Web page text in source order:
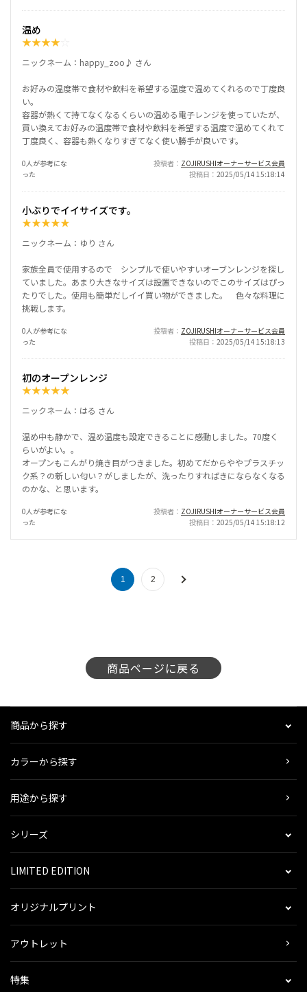
温め
★★★★
ニックネーム：happy_zoo♪ さん
お好みの温度帯で食材や飲料を希望する温度で温めてくれるので丁度良
い。
容器が熱くて持てなくなるくらいの温める電子レンジを使っていたが、
買い換えてお好みの温度帯で食材や飲料を希望する温度で温めてくれて
丁度良く、容器も熱くなりすぎてなく使い勝手が良いです。
0人が参考にな
った
投稿者
ZOJIRUSHIオーナーサービス会員
投稿日
2025/05/14 15:18:14
小ぶりでイイサイズです。
★★★★★
ニックネーム：ゆり さん
家族全員で使用するので シンプルで使いやすいオーブンレンジを探し
ていました。あまり大きなサイズは設置できないのでこのサイズはぴっ
たりでした。使用も簡単だしイイ買い物ができました。 色々な料理に
挑戦します。
0人が参考にな
った
投稿者
ZOJIRUSHIオーナーサービス会員
投稿日
2025/05/14 15:18:13
初のオープンレンジ
★★★★★
ニックネーム：はる さん
温め中も静かで、温め温度も設定できることに感動しました。70度く
らいがよい。。
オープンもこんがり焼き目がつきました。初めてだからややプラスチッ
ク系？の新しい匂い？がしましたが、洗ったりすればきにならなくなる
のかな、と思います。
0人が参考にな
った
投稿者
ZOJIRUSHIオーナーサービス会員
投稿日
2025/05/14 15:18:12
1 2
商品ページに戻る
商品から探す
カラーから探す
用途から探す
シリーズ
LIMITED EDITION
オリジナルプリント
アウトレット
特集